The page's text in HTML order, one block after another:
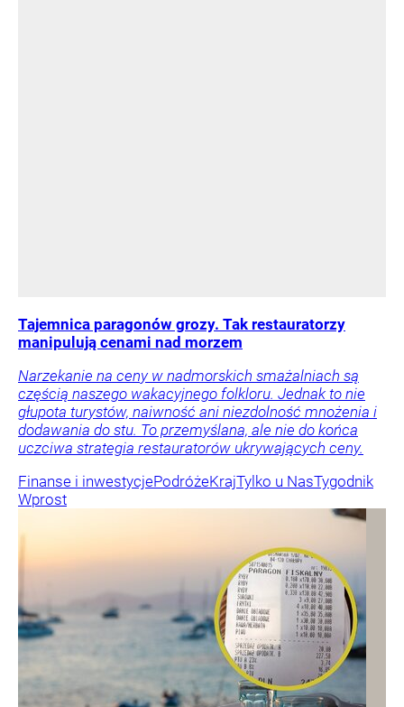
Tajemnica paragonów grozy. Tak restauratorzy
manipulują cenami nad morzem
Narzekanie na ceny w nadmorskich smażalniach są
częścią naszego wakacyjnego folkloru. Jednak to nie
głupota turystów, naiwność ani niezdolność mnożenia i
dodawania do stu. To przemyślana, ale nie do końca
uczciwa strategia restauratorów ukrywających ceny.
Finanse i inwestycjePodróżeKrajTylko u NasTygodnik
Wprost